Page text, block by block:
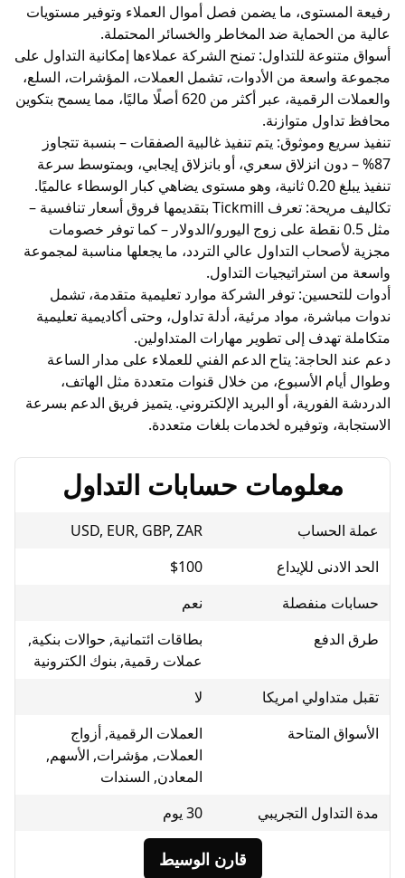
ما يضمن فصل أموال العملاء وتوفير مستويات
ضد المخاطر والخسائر المحتملة.
للتداول: تمنح الشركة عملاءها إمكانية التداول على
من الأدوات، تشمل العملات، المؤشرات، السلع،
والعملات الرقمية، عبر أكثر من 620 أصلًا ماليًا، مما يسمح بتكوين
متوازنة.
وموثوق: يتم تنفيذ غالبية الصفقات – بنسبة تتجاوز
انزلاق سعري، أو بانزلاق إيجابي، وبمتوسط سرعة
تكاليف مريحة: تعرف Tickmill بتقديمها فروق أسعار تنافسية –
0.5 نقطة على زوج اليورو/الدولار – كما توفر خصومات
التداول عالي التردد، ما يجعلها مناسبة لمجموعة
التداول.
توفر الشركة موارد تعليمية متقدمة، تشمل
مواد مرئية، أدلة تداول، وحتى أكاديمية تعليمية
إلى تطوير مهارات المتداولين.
يتاح الدعم الفني للعملاء على مدار الساعة
الأسبوع، من خلال قنوات متعددة مثل الهاتف،
أو البريد الإلكتروني. يتميز فريق الدعم بسرعة
وتوفيره لخدمات بلغات متعددة.
ﺣﺴﺎﺑﺎﺕ اﻟﺘﺪاﻭﻝ
USD, EUR, GBP, ZAR
للإيداع
منفصلة
بطاقات ائتمانية, حوالات بنكية,
عملات رقمية, بنوك الكترونية
امريكا
لا
المتاحة
العملات الرقمية, أزواج
العملات, مؤشرات, الأسهم,
المعادن, السندات
التجريبي
30 يوم
قارن الوسيط